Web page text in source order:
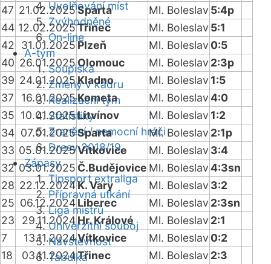
Uvolňování míst
Zvýhodněné
On-line
A-tým
Soupiska
Změny v kádru
Realizační tým
Statistiky
Zranění / nemocní hráči
Dresy 2018/19
Zápasy
Tipsport extraliga
Přípravná utkání
Liga mistrů
Univerzitní souboj
Návštěvnost
Tabulka
47 21.02.2025Sparta Ml. Boleslav 5:4p
44 12.02.2025Třinec Ml. Boleslav 5:1
42
31.01.2025 Plzeň Ml. Boleslav 0:5
40 26.01.2025Olomouc Ml. Boleslav 2:3p
39 24.01.2025Kladno Ml. Boleslav 1:5
37
16.01.2025Kometa Ml. Boleslav4:0
35 10.01.2025Litvínov Ml. Boleslav 1:2
34 07.01.2025Sparta Ml. Boleslav 2:1p
33 05.01.2025Vítkovice Ml. Boleslav 3:4
32 03.01.2025 Č.Budějovice Ml. Boleslav4:3sn
28 22.12.2024K. Vary Ml. Boleslav 3:2
25 06.12.2024Liberec Ml. Boleslav 2:3sn
23
29.11.2024Hr. Králové Ml. Boleslav 2:1
7
13.11.2024Vítkovice Ml. Boleslav 0:2
18
03.11.2024Třinec Ml. Boleslav 2:3